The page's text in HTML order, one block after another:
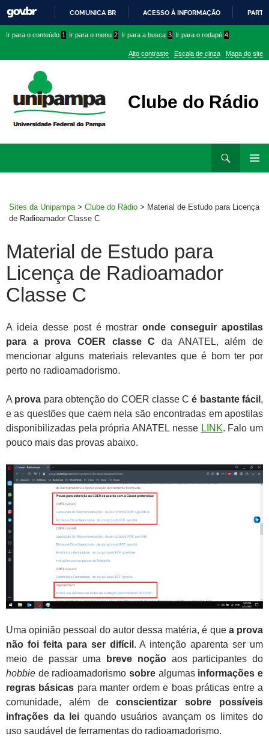
PARA
CONTEÚDO
COMUNICA BR ACESSO À INFORMAÇÃO
conteúdo
menu
superior
menu
Ir para o conteúdo 1 Ir para o menu 2 Ir para a busca 3 Ir para o rodapé 4
Alto contraste Escala de cinza Mapa do site
Clube do Rádio
Sites da Unipampa > Clube do Rádio > Material de Estudo para Licença
de Radioamador Classe C
Material de Estudo para
Licença de Radioamador
Classe C
A ideia desse post é mostraronde conseguir apostilas
para a prova COER classe C da ANATEL, além de
mencionar alguns materiais relevantes que é bom ter por
perto no radioamadorismo.
A prova para obtenção do COER classe Cé bastante fácil ,
e as questões que caem nela são encontradas em apostilas
disponibilizadas pela própria ANATEL nesse LINK. Falo um
pouco mais das provas abaixo.
Uma opinião pessoal do autor dessa matéria, é que a prova
não foi feita para ser difícil . A intenção aparenta ser um
meio de passar uma
breve noçãoaos participantes do
hobbie de radioamadorismo sobre algumasinformações e
regras básicas para manter ordem e boas práticas entre a
comunidade, além deconscientizar sobre possíveis
infrações da lei quando usuários avançam os limites do
uso saudável de ferramentas do radioamadorismo.